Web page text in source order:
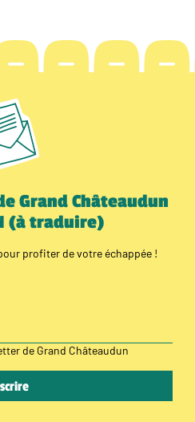
Grand Châteaudun
(à traduire)
profiter de votre échappée !
de Grand Châteaudun